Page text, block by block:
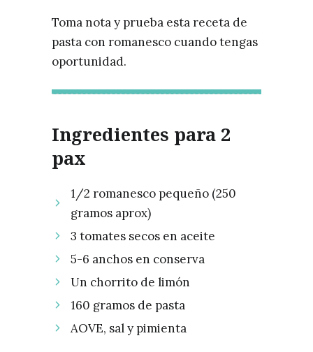
Toma nota y prueba esta receta de
pasta con romanesco cuando tengas
oportunidad.
Ingredientes para 2
pax
1/2 romanesco pequeño (250
gramos aprox)
3 tomates secos en aceite
5-6 anchos en conserva
Un chorrito de limón
160 gramos de pasta
AOVE, sal y pimienta